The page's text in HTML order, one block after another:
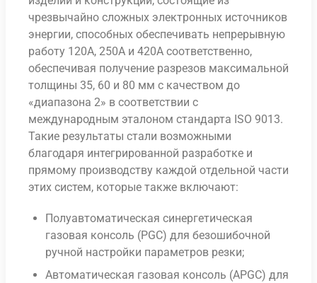
чрезвычайно сложных электронных источников
энергии, способных обеспечивать непрерывную
работу 120A, 250A и 420A соответственно,
обеспечивая получение разрезов максимальной
толщины 35, 60 и 80 мм с качеством до
«диапазона 2» в соответствии с
международным эталоном стандарта ISO 9013.
Такие результаты стали возможными
благодаря интегрированной разработке и
прямому производству каждой отдельной части
этих систем, которые также включают:
Полуавтоматическая синергетическая
газовая консоль (PGC) для безошибочной
ручной настройки параметров резки;
Автоматическая газовая консоль (APGC) для